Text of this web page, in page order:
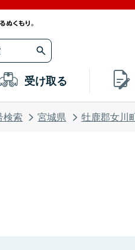
受け取る
検索 宮城県 牡鹿郡女川